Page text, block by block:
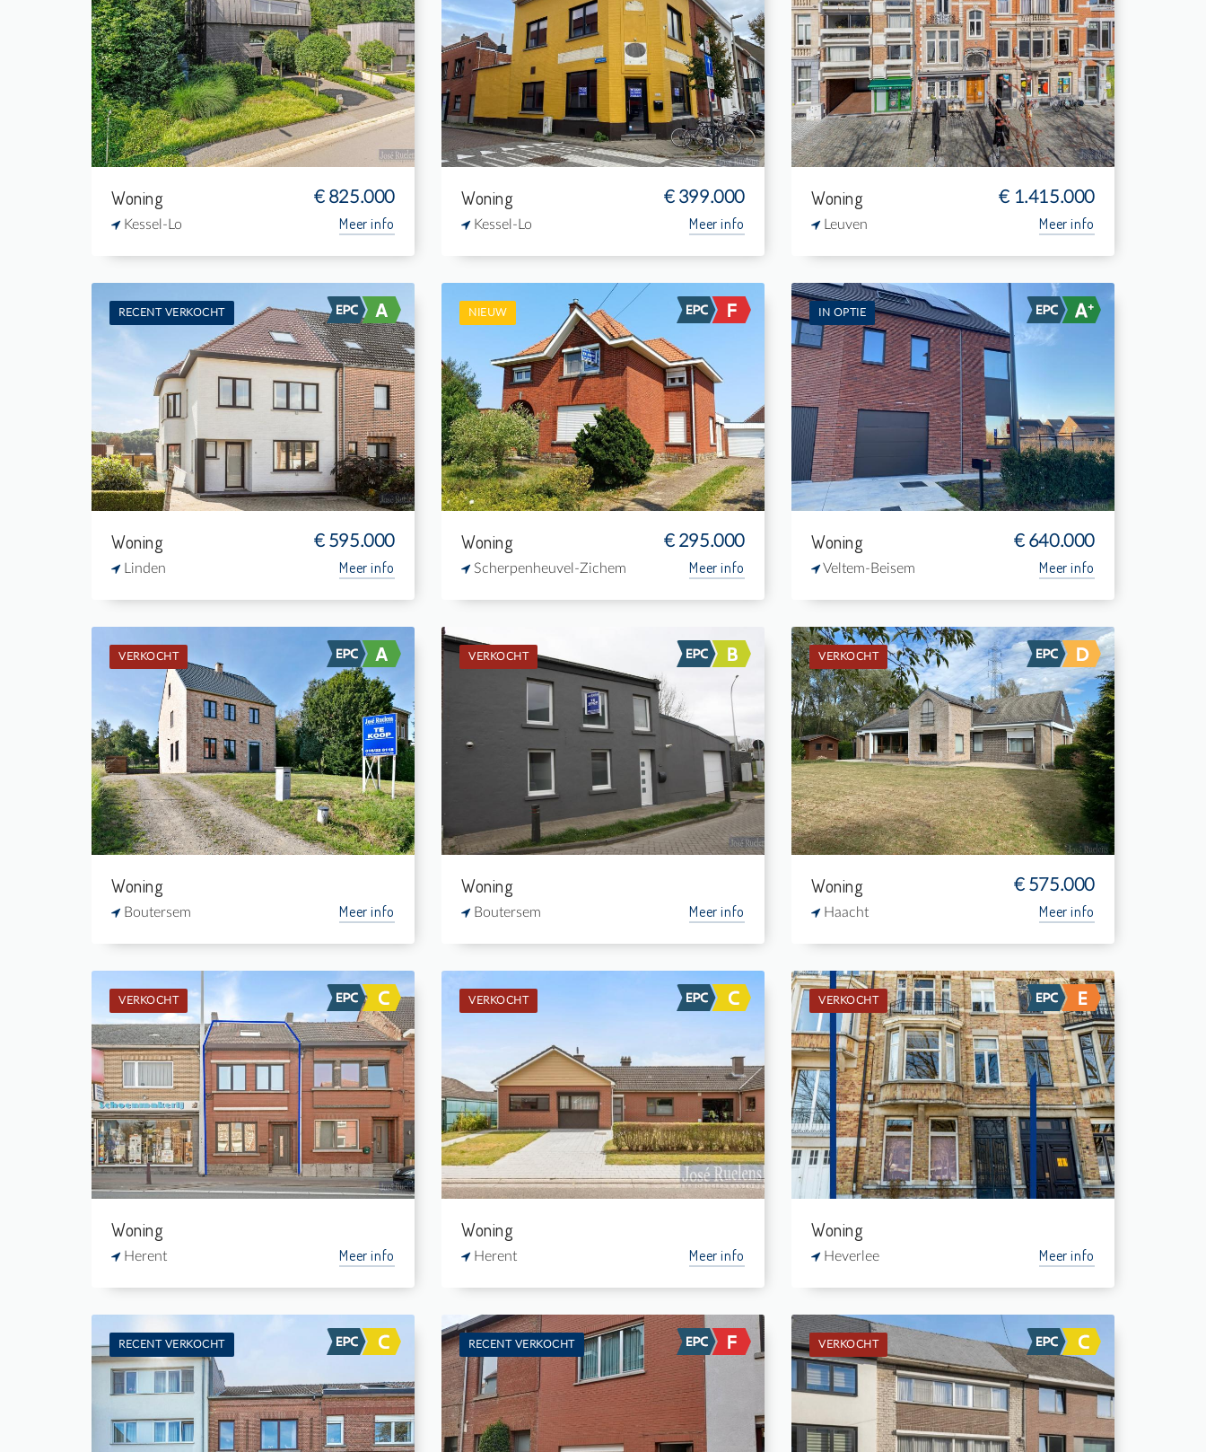
Te koop: Woning
3
600 m²
2
-
Woning € 825.000
Kessel-Lo Meer info
Te koop:
1
126 m²
161 m²
Woning € 399.000
Kessel-Lo Meer info
Te koop: Herenhuis
3
165 m²
2
360 m²
Woning € 1.415.000
Leuven Meer info
RECENT VERKOCHT
Te koop: Woning
575 m²
1
185 m²
Woning € 595.000
Linden Meer info
NIEUW
Te koop: Eengezinswoning
3
560 m²
1
-
Woning € 295.000
Scherpenheuvel-Zichem Meer info
IN OPTIE
Te koop: Eengezinswoning
6
-
24.930 m²
Woning € 640.000
Veltem-Beisem Meer info
VERKOCHT
Verkocht: Woning
3
836 m²
1
193 m²
Woning
Boutersem Meer info
VERKOCHT
Verkocht: Eengezinswoning
2
239 m²
1
-
Woning
Boutersem Meer info
VERKOCHT
Verkocht: Villa-landhuis
4
3.388 m²
1
255 m²
Woning € 575.000
Haacht Meer info
VERKOCHT
Verkocht: Woning
4
285 m²
1
135 m²
Woning
Herent Meer info
VERKOCHT
Verkocht: Eengezinswoning
3
563 m²
1
-
Woning
Herent Meer info
VERKOCHT
Verkocht: Herenwoning
3
230 m²
1
-
Woning
Heverlee Meer info
RECENT VERKOCHT
Verkocht: Woning
3 160 m²
RECENT VERKOCHT
Verkocht: Woning
2 150 m²
VERKOCHT
Verkocht: Burgerwoning
3 -